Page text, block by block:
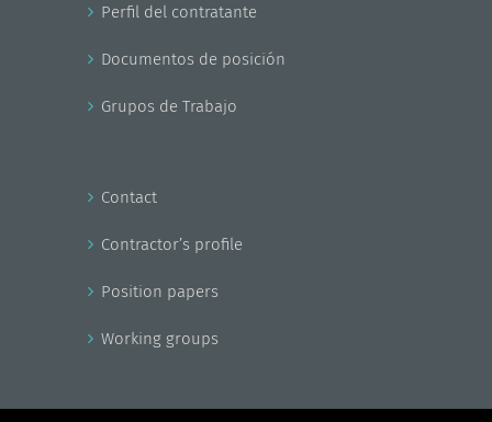
Perfil del contratante
Documentos de posición
Grupos de Trabajo
Contact
Contractor’s profile
Position papers
Working groups